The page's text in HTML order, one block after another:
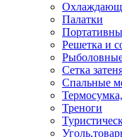
Палатки
Решетка и
Сетка
Спальные
Треноги